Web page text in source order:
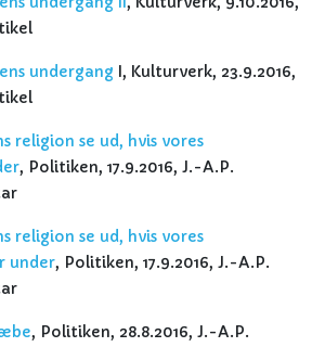
undergang I, Kulturverk, 23.9.2016,
religion se ud, hvis vores
, Politiken, 17.9.2016, J.-A.P.
religion se ud, hvis vores
under, Politiken, 17.9.2016, J.-A.P.
, Politiken, 28.8.2016, J.-A.P.